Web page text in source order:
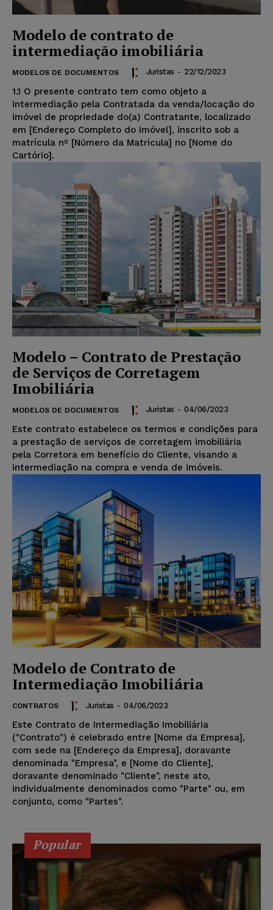
Modelo de contrato de
intermediação imobiliária
MODELOS DE DOCUMENTOS Juristas - 22/12/2023
1.1 O presente contrato tem como objeto a
intermediação pela Contratada da venda/locação do
imóvel de propriedade do(a) Contratante, localizado
em [Endereço Completo do Imóvel], inscrito sob a
matrícula nº [Número da Matrícula] no [Nome do
Cartório].
Modelo – Contrato de Prestação
de Serviços de Corretagem
Imobiliária
MODELOS DE DOCUMENTOS Juristas - 04/06/2023
Este contrato estabelece os termos e condições para
a prestação de serviços de corretagem imobiliária
pela Corretora em benefício do Cliente, visando a
intermediação na compra e venda de imóveis.
Modelo de Contrato de
Intermediação Imobiliária
CONTRATOS Juristas - 04/06/2023
Este Contrato de Intermediação Imobiliária
("Contrato") é celebrado entre [Nome da Empresa],
com sede na [Endereço da Empresa], doravante
denominada "Empresa", e [Nome do Cliente],
doravante denominado "Cliente", neste ato,
individualmente denominados como "Parte" ou, em
conjunto, como "Partes".
Popular